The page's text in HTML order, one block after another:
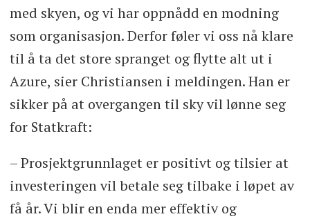
med skyen, og vi har oppnådd en modning
som organisasjon. Derfor føler vi oss nå klare
til å ta det store spranget og flytte alt ut i
Azure, sier Christiansen i meldingen. Han er
sikker på at overgangen til sky vil lønne seg
for Statkraft:
– Prosjektgrunnlaget er positivt og tilsier at
investeringen vil betale seg tilbake i løpet av
få år. Vi blir en enda mer effektiv og